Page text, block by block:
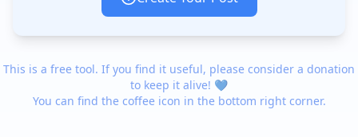
This is a free tool. If you find it useful, please consider a donation
to keep it alive! 💙
You can find the coffee icon in the bottom right corner.